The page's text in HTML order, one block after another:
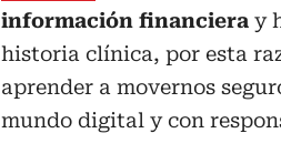
información financiera y
historia clínica, por esta
aprender a movernos
mundo digital y con